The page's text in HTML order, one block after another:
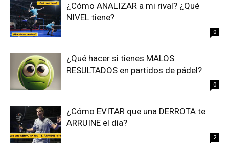
¿Cómo ANALIZAR a mi rival? ¿Qué
NIVEL tiene?
0
¿Qué hacer si tienes MALOS
RESULTADOS en partidos de pádel?
0
¿Cómo EVITAR que una DERROTA te
ARRUINE el día?
2